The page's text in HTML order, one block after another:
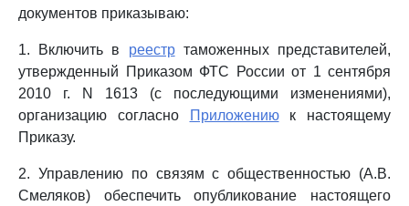
документов приказываю:
1. Включить в реестртаможенных представителей,
утвержденный Приказом ФТС России от 1 сентября
2010 г. N 1613 (с последующими изменениями),
организацию согласно
Приложениюк настоящему
Приказу.
2. Управлению по связям с общественностью (А.В.
Смеляков) обеспечить опубликование настоящего